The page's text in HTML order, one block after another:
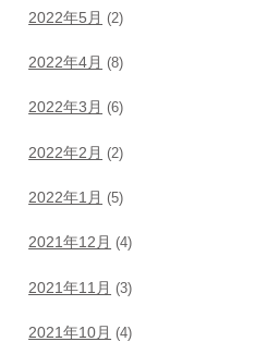
2022年5月 (2)
2022年4月 (8)
2022年3月 (6)
2022年2月 (2)
2022年1月 (5)
2021年12月 (4)
2021年11月 (3)
2021年10月 (4)